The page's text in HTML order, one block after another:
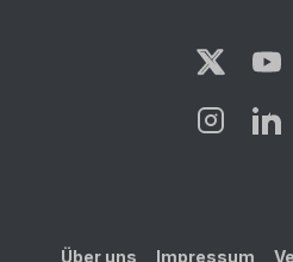
Über uns Impressum